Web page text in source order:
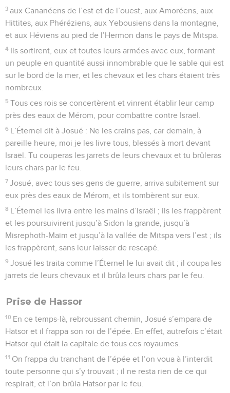
3 aux Cananéens de l’est et de l’ouest, aux Amoréens, aux
Hittites, aux Phéréziens, aux Yebousiens dans la montagne,
et aux Héviens au pied de l’Hermon dans le pays de Mitspa.
4 Ils sortirent, eux et toutes leurs armées avec eux, formant
un peuple en quantité aussi innombrable que le sable qui est
sur le bord de la mer, et les chevaux et les chars étaient très
nombreux.
5 Tous ces rois se concertèrent et vinrent établir leur camp
près des eaux de Mérom, pour combattre contre Israël.
6 L’Éternel dit à Josué : Ne les crains pas, car demain, à
pareille heure, moi je les livre tous, blessés à mort devant
Israël. Tu couperas les jarrets de leurs chevaux et tu brûleras
leurs chars par le feu.
7 Josué, avec tous ses gens de guerre, arriva subitement sur
eux près des eaux de Mérom, et ils tombèrent sur eux.
8 L’Éternel les livra entre les mains d’Israël ; ils les frappèrent
et les poursuivirent jusqu’à Sidon la grande, jusqu’à
Misrephoth-Maïm et jusqu’à la vallée de Mitspa vers l’est ; ils
les frappèrent, sans leur laisser de rescapé.
9 Josué les traita comme l’Éternel le lui avait dit ; il coupa les
jarrets de leurs chevaux et il brûla leurs chars par le feu.
Prise de Hassor
10 En ce temps-là, rebroussant chemin, Josué s’empara de
Hatsor et il frappa son roi de l’épée. En effet, autrefois c’était
Hatsor qui était la capitale de tous ces royaumes.
11 On frappa du tranchant de l’épée et l’on voua à l’interdit
toute personne qui s’y trouvait ; il ne resta rien de ce qui
respirait, et l’on brûla Hatsor par le feu.